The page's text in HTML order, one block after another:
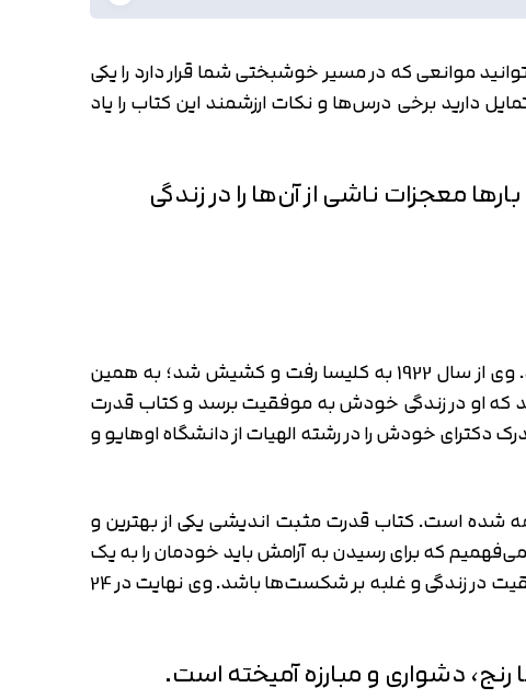
موانعی که در مسیر خوشبختی شما قرار دارد را یکی
برخی درس‌ها و نکات ارزشمند این کتاب را یاد
معجزات ناشی از آن‌ها را در زندگی
آقای دکتر نورمن وینسنت پیل (Norman Vincent Peale) در 31 ماه مه سال 1898 در اوهایوی آمریکا به دنیا آمد. وی از سال 1922 به کلیسا رفت و کشیش شد؛ به همین
که او در زندگی خودش به موفقیت برسد و کتاب قدرت
دکترای خودش را در رشته الهیات از دانشگاه اوهایو و
شده است. کتاب قدرت مثبت اندیشی یکی از بهترین و
می‌فهمیم که برای رسیدن به آرامش باید خودمان را به یک
منبع قدرت لایتناهی متصل کنیم. ایمان واقعی و توکل بر خدا می‌تواند راهکاری بی‌نظیر و منحصر به فرد برای موفقیت در زندگی و غلبه بر شکست‌ها باشد. وی نهایت در 24
رنج، دشواری و مبارزه آمیخته است.